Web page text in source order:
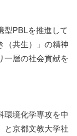
型PBLを推進して
（共生）」の精神
一層の社会貢献を
境化学専攻を中
と京都文教大学社